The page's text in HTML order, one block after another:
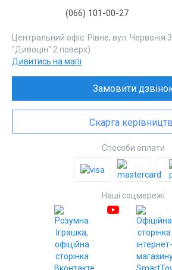
(066) 101-00-27
Центральний офіс: Рівне, вул. Червонія
"Дивоцін" 2 поверх)
Дивитись на мапі
Замовити
Скарга
Способи оплати
Наші соцмережі